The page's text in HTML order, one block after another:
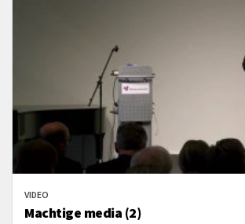
VIDEO
Machtige media (2)